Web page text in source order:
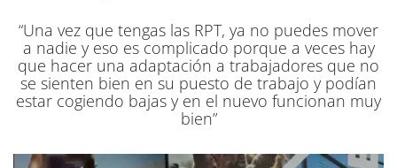
“Una vez que tengas las RPT, ya no puedes mover
a nadie y eso es complicado porque a veces hay
que hacer una adaptación a trabajadores que no
se sienten bien en su puesto de trabajo y podían
estar cogiendo bajas y en el nuevo funcionan muy
bien”